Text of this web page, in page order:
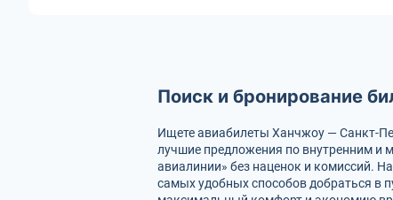
Поиск и бронирование
Ищете авиабилеты Ханчжоу — Санкт-
лучшие предложения по внутренним
авиалинии» без наценок и комиссий.
самых удобных способов добраться в